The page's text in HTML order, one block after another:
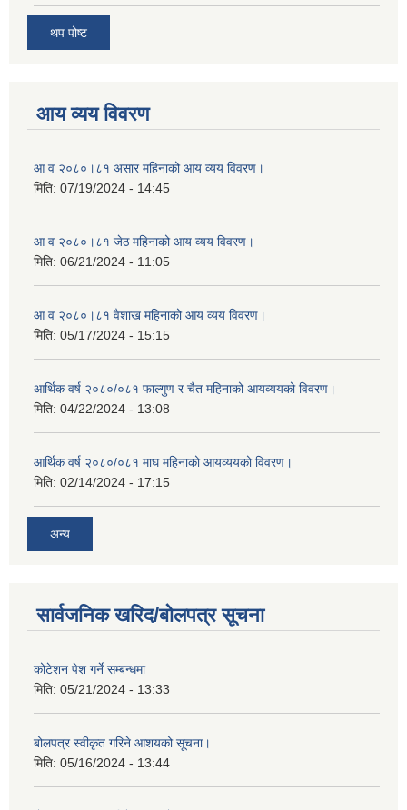
थप पोष्ट
आय व्यय विवरण
आ व २०८०।८१ असार महिनाको आय व्यय विवरण।
मिति: 07/19/2024 - 14:45
आ व २०८०।८१ जेठ महिनाको आय व्यय विवरण।
मिति: 06/21/2024 - 11:05
आ व २०८०।८१ वैशाख महिनाको आय व्यय विवरण।
मिति: 05/17/2024 - 15:15
आर्थिक वर्ष २०८०/०८१ फाल्गुण र चैत महिनाको आयव्ययको विवरण।
मिति: 04/22/2024 - 13:08
आर्थिक वर्ष २०८०/०८१ माघ महिनाको आयव्ययको विवरण।
मिति: 02/14/2024 - 17:15
अन्य
सार्वजनिक खरिद/बोलपत्र सूचना
कोटेशन पेश गर्ने सम्बन्धमा
मिति: 05/21/2024 - 13:33
बोलपत्र स्वीकृत गरिने आशयको सूचना।
मिति: 05/16/2024 - 13:44